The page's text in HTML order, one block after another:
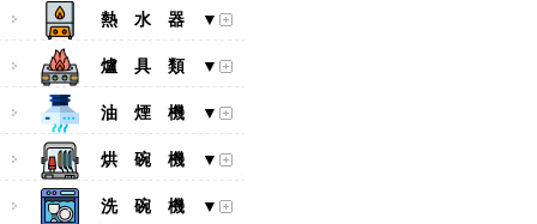
熱 水 器 ▼
爐 具 類 ▼
油 煙 機 ▼
烘 碗 機 ▼
洗 碗 機 ▼